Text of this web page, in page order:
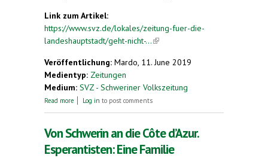
Link zum Artikel:
https://www.svz.de/lokales/zeitung-fuer-die-
landeshauptstadt/geht-nicht-...(link is external)
Veröffentlichung: Mardo, 11. June 2019
Medientyp: Zeitungen
Medium: SVZ - Schweriner Volkszeitung
Read more about 100 Nationen in Schwerin: Geht nicht, gibts
Log in to post comments
Von Schwerin an die Côte d’Azur.
Esperantisten: Eine Familie